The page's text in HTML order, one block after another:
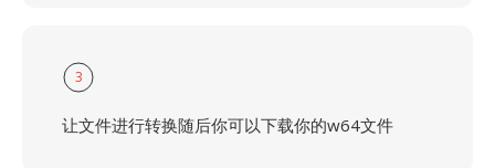
3
让文件进行转换随后你可以下载你的w64文件